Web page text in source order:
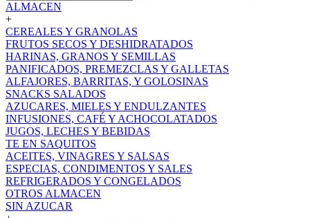
ALMACEN
+
CEREALES Y GRANOLAS
FRUTOS SECOS Y DESHIDRATADOS
HARINAS, GRANOS Y SEMILLAS
PANIFICADOS, PREMEZCLAS Y GALLETAS
ALFAJORES, BARRITAS, Y GOLOSINAS
SNACKS SALADOS
AZUCARES, MIELES Y ENDULZANTES
INFUSIONES, CAFÉ Y ACHOCOLATADOS
JUGOS, LECHES Y BEBIDAS
TE EN SAQUITOS
ACEITES, VINAGRES Y SALSAS
ESPECIAS, CONDIMENTOS Y SALES
REFRIGERADOS Y CONGELADOS
OTROS ALMACEN
SIN AZUCAR